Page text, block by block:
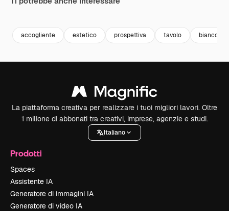
accogliente estetico prospettiva tavolo bianco
La piattaforma creativa per realizzare i tuoi migliori lavori. Oltre
1 milione di abbonati tra creativi, imprese, agenzie e studi.
Italiano
Prodotti
Spaces
Assistente IA
Generatore di immagini IA
Generatore di video IA